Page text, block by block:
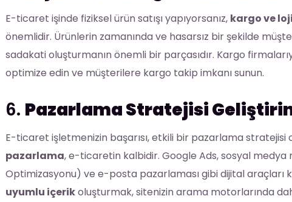
E-ticaret işinde fiziksel ürün satışı yapıyorsanız, kargo ve
önemlidir. Ürünlerin zamanında ve hasarsız bir şekilde
sadakati oluşturmanın önemli bir parçasıdır. Kargo
optimize edin ve müşterilere kargo takip imkanı sunun.
6. Pazarlama Stratejisi
E-ticaret işletmenizin başarısı, etkili bir pazarlama stratejisi
pazarlama, e-ticaretin kalbidir. Google Ads, sosyal medya
Optimizasyonu) ve e-posta pazarlaması gibi dijital araçları
uyumlu içerikoluşturmak, sitenizin arama motorlarında